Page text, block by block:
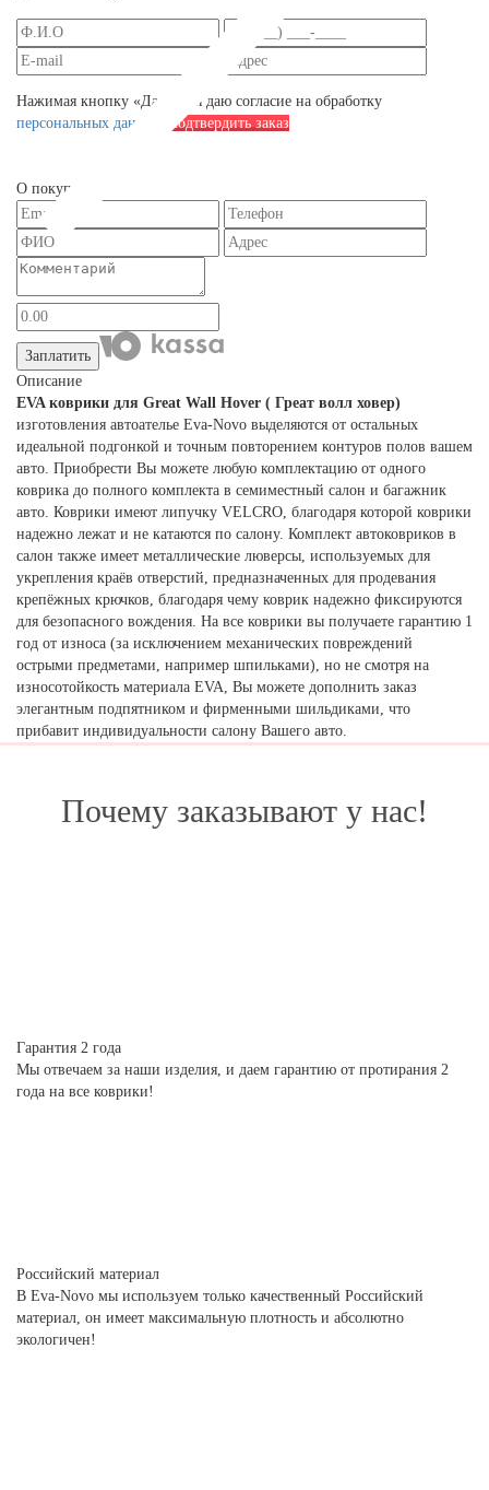
Нажимая кнопку «Далее», я даю согласие на обработку
персональных данных
Подтвердить заказ
О покупателе
Заплатить
Описание
EVA коврики для Great Wall Hover ( Греат волл ховер)
изготовления автоателье Eva-Novo выделяются от остальных
идеальной подгонкой и точным повторением контуров полов вашем
авто. Приобрести Вы можете любую комплектацию от одного
коврика до полного комплекта в семиместный салон и багажник
авто. Коврики имеют липучку VELCRO, благодаря которой коврики
надежно лежат и не катаются по салону. Комплект автоковриков в
салон также имеет металлические люверсы, используемых для
укрепления краёв отверстий, предназначенных для продевания
крепёжных крючков, благодаря чему коврик надежно фиксируются
для безопасного вождения. На все коврики вы получаете гарантию 1
год от износа (за исключением механических повреждений
острыми предметами, например шпильками), но не смотря на
износотойкость материала EVA, Вы можете дополнить заказ
элегантным подпятником и фирменными шильдиками, что
прибавит индивидуальности салону Вашего авто.
Почему заказывают у нас!
Гарантия 2 года
Мы отвечаем за наши изделия, и даем гарантию от протирания 2
года на все коврики!
Российский материал
В Eva-Novo мы используем только качественный Российский
материал, он имеет максимальную плотность и абсолютно
экологичен!